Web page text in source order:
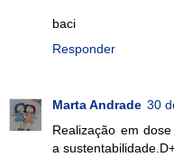
baci
Responder
Marta Andrade 30
Realização em
a